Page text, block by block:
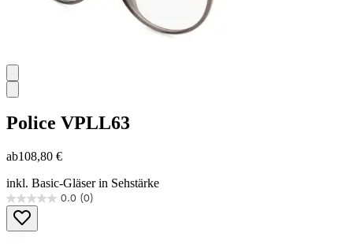
Police VPLL63
ab108,80 €
inkl. Basic-Gläser in Sehstärke
0.0 (0)
0.0
von
5